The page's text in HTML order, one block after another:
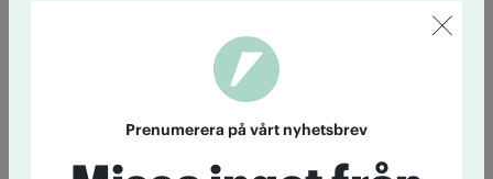
Prenumerera på vårt nyhetsbrev